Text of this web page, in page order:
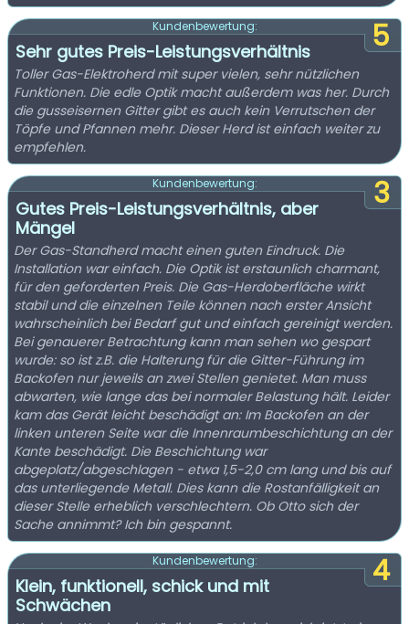
5
Kundenbewertung:
Sehr gutes Preis-Leistungsverhältnis
Toller Gas-Elektroherd mit super vielen, sehr nützlichen
Funktionen. Die edle Optik macht außerdem was her. Durch
die gusseisernen Gitter gibt es auch kein Verrutschen der
Töpfe und Pfannen mehr. Dieser Herd ist einfach weiter zu
empfehlen.
3
Kundenbewertung:
Gutes Preis-Leistungsverhältnis, aber
Mängel
Der Gas-Standherd macht einen guten Eindruck. Die
Installation war einfach. Die Optik ist erstaunlich charmant,
für den geforderten Preis. Die Gas-Herdoberfläche wirkt
stabil und die einzelnen Teile können nach erster Ansicht
wahrscheinlich bei Bedarf gut und einfach gereinigt werden.
Bei genauerer Betrachtung kann man sehen wo gespart
wurde: so ist z.B. die Halterung für die Gitter-Führung im
Backofen nur jeweils an zwei Stellen genietet. Man muss
abwarten, wie lange das bei normaler Belastung hält. Leider
kam das Gerät leicht beschädigt an: Im Backofen an der
linken unteren Seite war die Innenraumbeschichtung an der
Kante beschädigt. Die Beschichtung war
abgeplatz/abgeschlagen - etwa 1,5-2,0 cm lang und bis auf
das unterliegende Metall. Dies kann die Rostanfälligkeit an
dieser Stelle erheblich verschlechtern. Ob Otto sich der
Sache annimmt? Ich bin gespannt.
4
Kundenbewertung:
Klein, funktionell, schick und mit
Schwächen